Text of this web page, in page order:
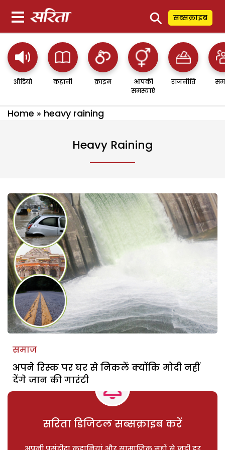
⚲ सब्सक्राइब
ऑडियो कहानी क्राइम
आपकी
समस्याएं
राजनीति
Home » heavy raining
Heavy Raining
समाज
अपने रिस्क पर घर से निकलें क्योंकि मोदी नहीं
देंगे जान की गारंटी
सरिता डिजिटल सब्सक्राइब करें